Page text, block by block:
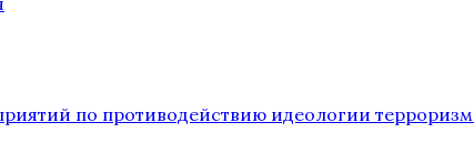
по противодействию идеологии